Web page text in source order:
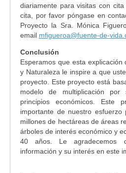
diariamente para visitas con
cita, por favor póngase en
Proyecto la Sra. Mónica
email mfigueroa@fuente-de-
Conclusión
Esperamos que esta explicación
y Naturaleza le inspire a que
proyecto. Este proyecto está
modelo de multiplicación
principios económicos. Este
importante de nuestro
millones de hectáreas de áreas
árboles de interés económico y
40 años. Le agradecemos
información y su interés en este